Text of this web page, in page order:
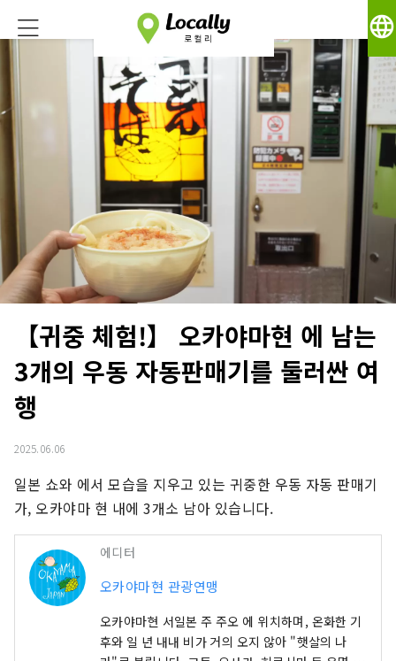
language
【귀중 체험!】 오카야마현 에 남는
3개의 우동 자동판매기를 둘러싼 여
행
2025.06.06
일본 쇼와 에서 모습을 지우고 있는 귀중한 우동 자동 판매기
가, 오카야마 현 내에 3개소 남아 있습니다.
에디터
오카야마현 관광연맹
오카야마현 서일본 주 주오 에 위치하며, 온화한 기
후와 일 년 내내 비가 거의 오지 않아 "햇살의 나